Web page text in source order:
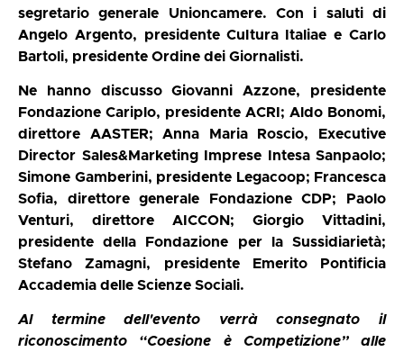
segretario generale Unioncamere. Con i saluti di
Angelo Argento, presidente Cultura Italiae e Carlo
Bartoli, presidente Ordine dei Giornalisti.
Ne hanno discusso Giovanni Azzone, presidente
Fondazione Cariplo, presidente ACRI; Aldo Bonomi,
direttore AASTER; Anna Maria Roscio, Executive
Director Sales&Marketing Imprese Intesa Sanpaolo;
Simone Gamberini, presidente Legacoop; Francesca
Sofia, direttore generale Fondazione CDP; Paolo
Venturi, direttore AICCON; Giorgio Vittadini,
presidente della Fondazione per la Sussidiarietà;
Stefano Zamagni, presidente Emerito Pontificia
Accademia delle Scienze Sociali.
Al termine dell'evento verrà consegnato il
riconoscimento “Coesione è Competizione” alle